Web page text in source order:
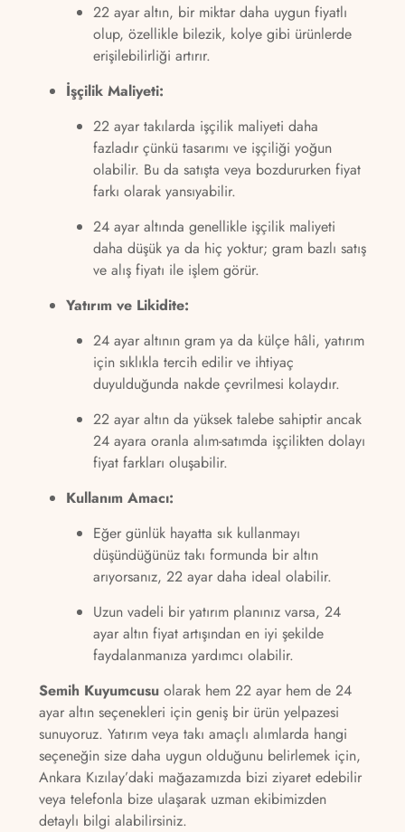
22 ayar altın, bir miktar daha uygun fiyatlı
olup, özellikle bilezik, kolye gibi ürünlerde
erişilebilirliği artırır.
İşçilik Maliyeti:
22 ayar takılarda işçilik maliyeti daha
fazladır çünkü tasarımı ve işçiliği yoğun
olabilir. Bu da satışta veya bozdururken fiyat
farkı olarak yansıyabilir.
24 ayar altında genellikle işçilik maliyeti
daha düşük ya da hiç yoktur; gram bazlı satış
ve alış fiyatı ile işlem görür.
Yatırım ve Likidite:
24 ayar altının gram ya da külçe hâli, yatırım
için sıklıkla tercih edilir ve ihtiyaç
duyulduğunda nakde çevrilmesi kolaydır.
22 ayar altın da yüksek talebe sahiptir ancak
24 ayara oranla alım-satımda işçilikten dolayı
fiyat farkları oluşabilir.
Kullanım Amacı:
Eğer günlük hayatta sık kullanmayı
düşündüğünüz takı formunda bir altın
arıyorsanız, 22 ayar daha ideal olabilir.
Uzun vadeli bir yatırım planınız varsa, 24
ayar altın fiyat artışından en iyi şekilde
faydalanmanıza yardımcı olabilir.
Semih Kuyumcusu olarak hem 22 ayar hem de 24
ayar altın seçenekleri için geniş bir ürün yelpazesi
sunuyoruz. Yatırım veya takı amaçlı alımlarda hangi
seçeneğin size daha uygun olduğunu belirlemek için,
Ankara Kızılay’daki mağazamızda bizi ziyaret edebilir
veya telefonla bize ulaşarak uzman ekibimizden
detaylı bilgi alabilirsiniz.